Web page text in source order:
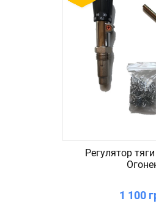
Регулятор
1 100